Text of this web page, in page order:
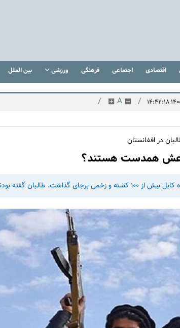
اقتصادی اجتماعی فرهنگی ورزشی بین الملل
/
A
/
در افغانستان
همدست هستند؟
گفته بودند که قصد خونریزی ندارند.